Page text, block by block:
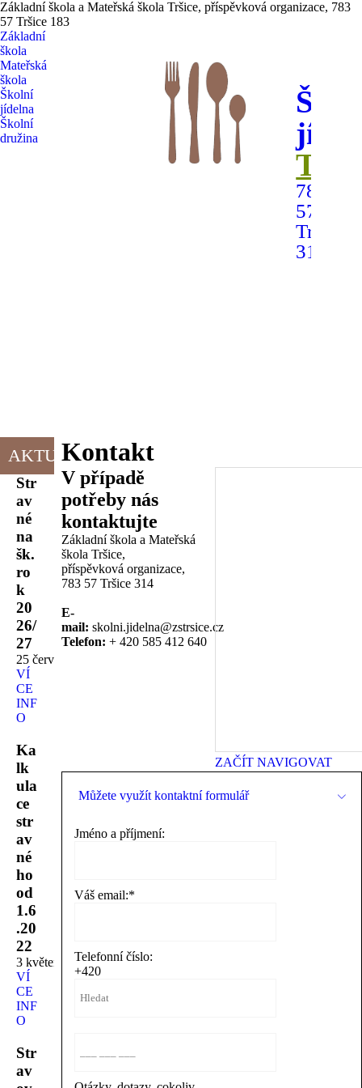
Základní škola a Mateřská škola Tršice, příspěvková organizace, 783
57 Tršice 183
Základní
škola
Mateřská
škola
Školní
jídelna
Školní
družina
783
57
Tršice
314
AKTUALITY
Str
av
né
na
šk.
ro
k
20
26/
27
25 červen 2026
VÍ
CE
INF
O
Ka
lk
ula
ce
str
av
né
ho
od
1.6
.20
22
3 květen 2022
VÍ
CE
INF
O
Str
av
Kontakt
V případě
potřeby nás
kontaktujte
Základní škola a Mateřská
škola Tršice,
příspěvková organizace,
783 57 Tršice 314
E-
mail:skolni.jidelna@zstrsice.cz
Telefon: + 420 585 412 640
ZAČÍT NAVIGOVAT
Můžete využít kontaktní formulář
Jméno a příjmení:
Váš email:*
Telefonní číslo:
+420